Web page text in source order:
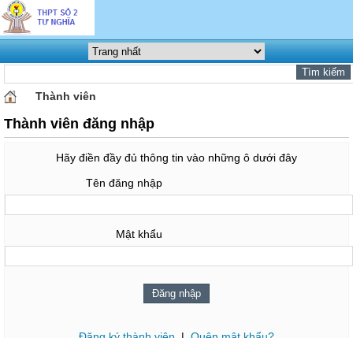
Thành viên
Thành viên đăng nhập
Hãy điền đầy đủ thông tin vào những ô dưới đây
Tên đăng nhập
Mật khẩu